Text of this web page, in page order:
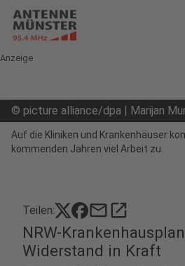
Anzeige
© picture alliance/dpa | Marijan
Auf die Kliniken und Krankenhäuser
kommenden Jahren viel Arbeit zu.
Teilen: mailopen_in_new
NRW-
Widerstand in Kraft